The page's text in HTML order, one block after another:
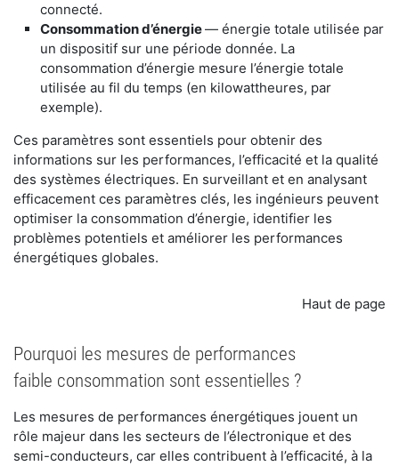
connecté.
Consommation d’énergie— énergie totale utilisée par
un dispositif sur une période donnée. La
consommation d’énergie mesure l’énergie totale
utilisée au fil du temps (en kilowattheures, par
exemple).
Ces paramètres sont essentiels pour obtenir des
informations sur les performances, l’efficacité et la qualité
des systèmes électriques. En surveillant et en analysant
efficacement ces paramètres clés, les ingénieurs peuvent
optimiser la consommation d’énergie, identifier les
problèmes potentiels et améliorer les performances
énergétiques globales.
Haut de page
Pourquoi les mesures de performances
faible consommation sont essentielles ?
Les mesures de performances énergétiques jouent un
rôle majeur dans les secteurs de l’électronique et des
semi-conducteurs, car elles contribuent à l’efficacité, à la